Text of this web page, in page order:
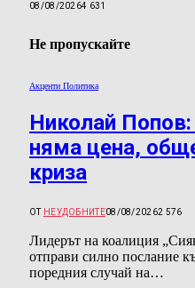
08/08/20264 631
Не пропускайте
Акценти Политика
Николай
няма цена,
криза
ОТ НЕУДОБНИТЕ08/08/20262 576
Лидерът на коалиция
отправи силно послание
поредния случай на…